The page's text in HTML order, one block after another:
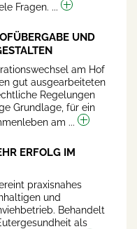
Fragen. ...
UND
am Hof
gut ausgearbeiteten
Regelungen
Grundlage, für ein
am ...
ERFOLG IM
praxisnahes
und
Behandelt
als